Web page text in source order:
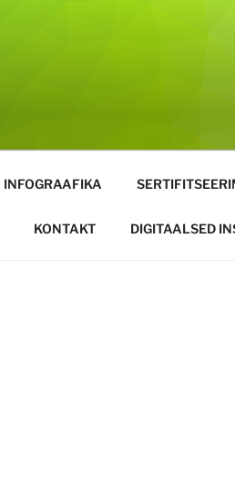
INFOGRAAFIKA
KONTAKT DIGITAALSED